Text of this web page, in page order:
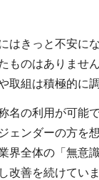
きっと不安に
のはありませ
組は積極的に
の利用が可能
ェンダーの方を
全体の「無意
改善を続けていま